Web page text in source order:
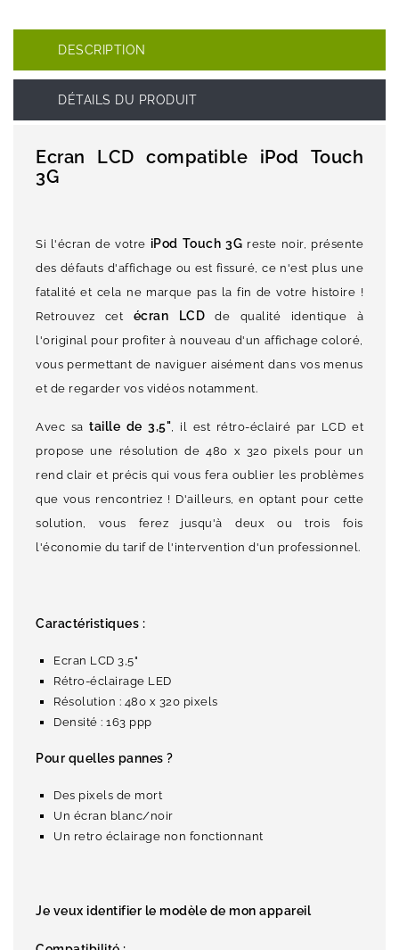
DESCRIPTION
DÉTAILS DU PRODUIT
Ecran LCD compatible iPod Touch
3G
Si l'écran de votre iPod Touch 3G reste noir, présente
des défauts d'affichage ou est fissuré, ce n'est plus une
fatalité et cela ne marque pas la fin de votre histoire !
Retrouvez cet écran LCD de qualité identique à
l'original pour profiter à nouveau d'un affichage coloré,
vous permettant de naviguer aisément dans vos menus
et de regarder vos vidéos notamment.
Avec sataille de 3,5", il est rétro-éclairé par LCD et
propose une résolution de 480 x 320 pixels pour un
rend clair et précis qui vous fera oublier les problèmes
que vous rencontriez ! D'ailleurs, en optant pour cette
solution, vous ferez jusqu'à deux ou trois fois
l'économie du tarif de l'intervention d'un professionnel.
Caractéristiques :
Ecran LCD 3,5"
Rétro-éclairage LED
Résolution : 480 x 320 pixels
Densité : 163 ppp
Pour quelles pannes ?
Des pixels de mort
Un écran blanc/noir
Un retro éclairage non fonctionnant
Je veux identifier le modèle de mon appareil